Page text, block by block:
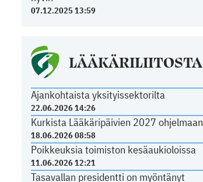
07.12.2025 13:59
LÄÄKÄRILIITOSTA
Ajankohtaista yksityissektorilta
22.06.2026 14:26
Kurkista Lääkäripäivien 2027 ohjelmaan
18.06.2026 08:58
Poikkeuksia toimiston kesäaukioloissa
11.06.2026 12:21
Tasavallan presidentti on myöntänyt